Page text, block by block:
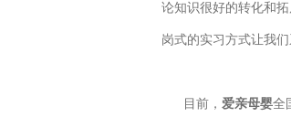
论知识很好的转化和
岗式的实习方式让我
目前， 爱亲母婴全